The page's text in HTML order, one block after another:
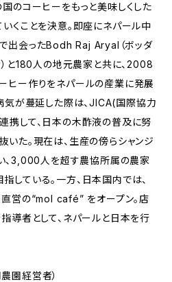
国のコーヒーをもっと美味しくした
いくことを決意。即座にネパール中
出会ったBodh Raj Aryal（ボッダ
と180人の地元農家と共に、2008
ヒー作りをネパールの産業に発展
気が蔓延した際は、JICA(国際協力
携して、日本の木酢液の普及に努
いた。現在は、生産の傍らシャンジ
、3,000人を超す農協所属の農家
している。一方、日本国内では、
営の“mol café” をオープン。店
指導者として、ネパールと日本を行
園経営者）